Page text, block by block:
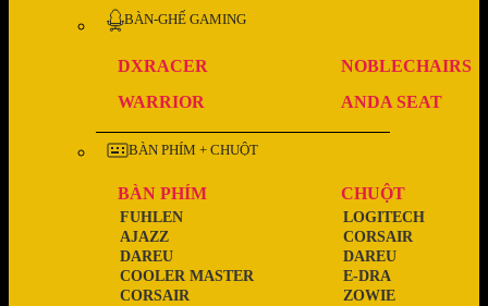
BÀN-GHẾ GAMING
DXRACER
NOBLECHAIRS
WARRIOR
ANDA SEAT
BÀN PHÍM + CHUỘT
BÀN PHÍM
CORSAIR
COOLER MASTER
DAREU
AJAZZ
FUHLEN
CHUỘT
ZOWIE
E-DRA
DAREU
CORSAIR
LOGITECH